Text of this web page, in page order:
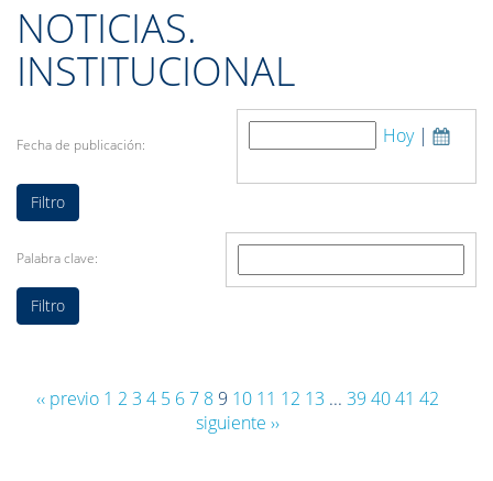
NOTICIAS.
INSTITUCIONAL
Fecha de publicación: Hoy|
Palabra clave:
‹‹ previo 1 2 3 4 5 67 8 9 10 11 12 13 ... 39 4041 42
siguiente ››